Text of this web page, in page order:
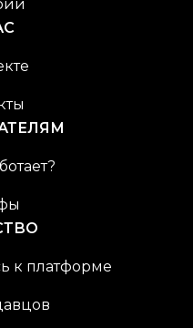
к платформе